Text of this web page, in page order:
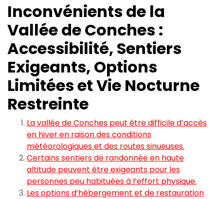
Inconvénients de la
Vallée de Conches :
Accessibilité, Sentiers
Exigeants, Options
Limitées et Vie Nocturne
Restreinte
La vallée de Conches peut être difficile d’accès
en hiver en raison des conditions
météorologiques et des routes sinueuses.
Certains sentiers de randonnée en haute
altitude peuvent être exigeants pour les
personnes peu habituées à l’effort physique.
Les options d’hébergement et de restauration